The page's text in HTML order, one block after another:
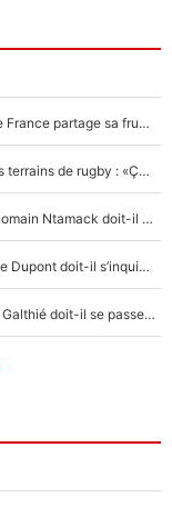
Mis de côté par Fabien Galthié, un joueur du XV de France partage sa frustration : «ils ne me l’ont pas dit tout de suite»
La raison d'être de Matthieu Jalibert en dehors des terrains de rugby : «Ça m'atteint autant que si tu touches à un membre de ma famille»
XV de France - Matthieu Jalibert a tout changé : Romain Ntamack doit-il s’inquiéter pour sa place à un an de la Coupe du monde ?
«Le XV de France est meilleur avec Lucu» : Antoine Dupont doit-il s’inquiéter pour sa place ?
Le XV de France a trouvé son remplaçant : Fabien Galthié doit-il se passer d'Antoine Dupont ?